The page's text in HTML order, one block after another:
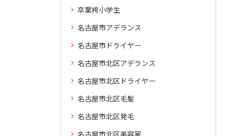
卒業袴小学生
名古屋市アデランス
名古屋市ドライヤー
名古屋市北区アデランス
名古屋市北区ドライヤー
名古屋市北区毛髪
名古屋市北区発毛
名古屋市北区美容室